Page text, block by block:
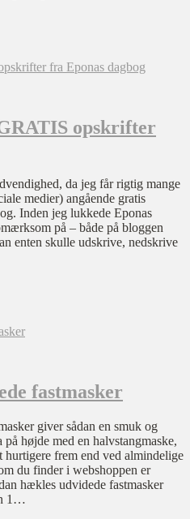
opskrifter
da jeg får rigtig mange
medier) angående gratis
Inden jeg lukkede Eponas
på – både på bloggen
enten skulle udskrive, nedskrive
fastmasker
giver sådan en smuk og
højde med en halvstangmaske,
frem end ved almindelige
du finder i webshoppen er
hækles udvidede fastmasker
1…